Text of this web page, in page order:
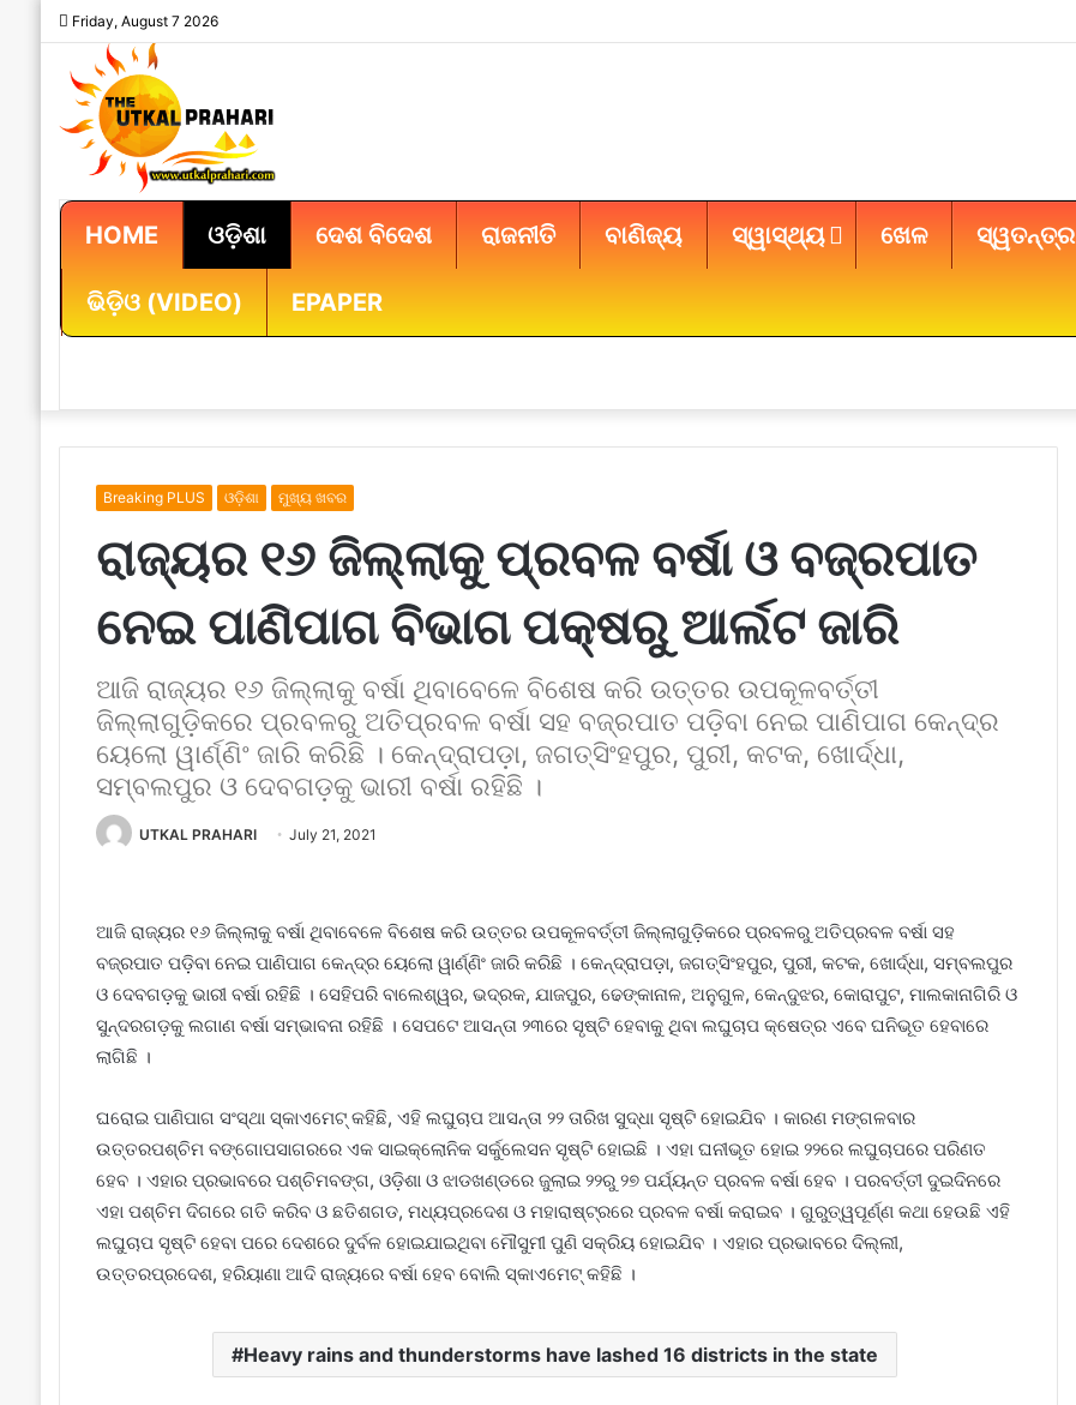
Friday, August 7 2026
HOME ଓଡ଼ିଶା ଦେଶ ବିଦେଶ ରାଜନୀତି ବାଣିଜ୍ୟ ସ୍ୱାସ୍ଥ୍ୟ ଖେଳ ସ୍ୱତନ୍ତ୍ର
ଭିଡ଼ିଓ (VIDEO) EPAPER
Breaking PLUS ଓଡ଼ିଶା ମୁଖ୍ୟ ଖବର
ରାଜ୍ୟର ୧୬ ଜିଲ୍ଲାକୁ ପ୍ରବଳ ବର୍ଷା ଓ ବଜ୍ରପାତ
ନେଇ ପାଣିପାଗ ବିଭାଗ ପକ୍ଷରୁ ଆର୍ଲଟ ଜାରି
ଆଜି ରାଜ୍ୟର ୧୬ ଜିଲ୍ଲାକୁ ବର୍ଷା ଥିବାବେଳେ ବିଶେଷ କରି ଉତ୍ତର ଉପକୂଳବର୍ତ୍ତୀ
ଜିଲ୍ଲାଗୁଡ଼ିକରେ ପ୍ରବଳରୁ ଅତିପ୍ରବଳ ବର୍ଷା ସହ ବଜ୍ରପାତ ପଡ଼ିବା ନେଇ ପାଣିପାଗ କେନ୍ଦ୍ର
ୟେଲୋ ୱାର୍ଣ୍ଣିଂ ଜାରି କରିଛି । କେନ୍ଦ୍ରାପଡ଼ା, ଜଗତ୍‌ସିଂହପୁର, ପୁରୀ, କଟକ, ଖୋର୍ଦ୍ଧା,
ସମ୍ବଲପୁର ଓ ଦେବଗଡ଼କୁ ଭାରୀ ବର୍ଷା ରହିଛି ।
UTKAL PRAHARI July 21, 2021
ଆଜି ରାଜ୍ୟର ୧୬ ଜିଲ୍ଲାକୁ ବର୍ଷା ଥିବାବେଳେ ବିଶେଷ କରି ଉତ୍ତର ଉପକୂଳବର୍ତ୍ତୀ ଜିଲ୍ଲାଗୁଡ଼ିକରେ ପ୍ରବଳରୁ ଅତିପ୍ରବଳ ବର୍ଷା ସହ
ବଜ୍ରପାତ ପଡ଼ିବା ନେଇ ପାଣିପାଗ କେନ୍ଦ୍ର ୟେଲୋ ୱାର୍ଣ୍ଣିଂ ଜାରି କରିଛି । କେନ୍ଦ୍ରାପଡ଼ା, ଜଗତ୍‌ସିଂହପୁର, ପୁରୀ, କଟକ, ଖୋର୍ଦ୍ଧା, ସମ୍ବଲପୁର
ଓ ଦେବଗଡ଼କୁ ଭାରୀ ବର୍ଷା ରହିଛି । ସେହିପରି ବାଲେଶ୍ୱର, ଭଦ୍ରକ, ଯାଜପୁର, ଢେଙ୍କାନାଳ, ଅନୁଗୁଳ, କେନ୍ଦୁଝର, କୋରାପୁଟ, ମାଲକାନାଗିରି ଓ
ସୁନ୍ଦରଗଡ଼କୁ ଲଗାଣ ବର୍ଷା ସମ୍ଭାବନା ରହିଛି । ସେପଟେ ଆସନ୍ତା ୨୩ରେ ସୃଷ୍ଟି ହେବାକୁ ଥିବା ଲଘୁଚାପ କ୍ଷେତ୍ର ଏବେ ଘନିଭୂତ ହେବାରେ
ଲାଗିଛି ।
ଘରୋଇ ପାଣିପାଗ ସଂସ୍ଥା ସ୍କାଏମେଟ୍ କହିଛି, ଏହି ଲଘୁଚାପ ଆସନ୍ତା ୨୨ ତାରିଖ ସୁଦ୍ଧା ସୃଷ୍ଟି ହୋଇଯିବ । କାରଣ ମଙ୍ଗଳବାର
ଉତ୍ତରପଶ୍ଚିମ ବଙ୍ଗୋପସାଗରରେ ଏକ ସାଇକ୍ଲୋନିକ ସର୍କୁଲେସନ ସୃଷ୍ଟି ହୋଇଛି । ଏହା ଘନୀଭୂତ ହୋଇ ୨୨ରେ ଲଘୁଚାପରେ ପରିଣତ
ହେବ । ଏହାର ପ୍ରଭାବରେ ପଶ୍ଚିମବଙ୍ଗ, ଓଡ଼ିଶା ଓ ଝାଡଖଣ୍ଡରେ ଜୁଲାଇ ୨୨ରୁ ୨୭ ପର୍ଯ୍ୟନ୍ତ ପ୍ରବଳ ବର୍ଷା ହେବ । ପରବର୍ତ୍ତୀ ଦୁଇଦିନରେ
ଏହା ପଶ୍ଚିମ ଦିଗରେ ଗତି କରିବ ଓ ଛତିଶଗଡ, ମଧ୍ୟପ୍ରଦେଶ ଓ ମହାରାଷ୍ଟ୍ରରେ ପ୍ରବଳ ବର୍ଷା କରାଇବ । ଗୁରୁତ୍ୱପୂର୍ଣ୍ଣ କଥା ହେଉଛି ଏହି
ଲଘୁଚାପ ସୃଷ୍ଟି ହେବା ପରେ ଦେଶରେ ଦୁର୍ବଳ ହୋଇଯାଇଥିବା ମୌସୁମୀ ପୁଣି ସକ୍ରିୟ ହୋଇଯିବ । ଏହାର ପ୍ରଭାବରେ ଦିଲ୍ଲୀ,
ଉତ୍ତରପ୍ରଦେଶ, ହରିୟାଣା ଆଦି ରାଜ୍ୟରେ ବର୍ଷା ହେବ ବୋଲି ସ୍କାଏମେଟ୍ କହିଛି ।
Heavy rains and thunderstorms have lashed 16 districts in the state